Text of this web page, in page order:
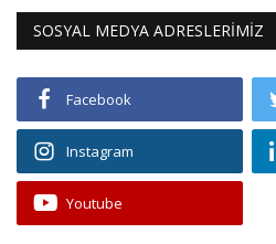
SOSYAL MEDYA ADRESLERİMİZ
Facebook
Instagram
Youtube